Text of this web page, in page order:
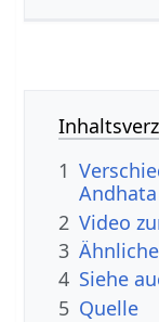
1
Andhata
2 Video
3
4 Siehe
5 Quelle